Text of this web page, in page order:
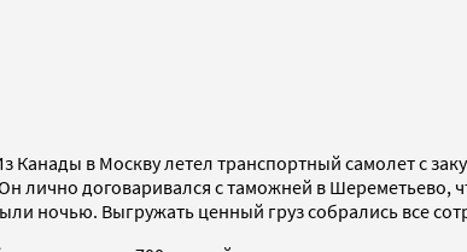
Канады в Москву летел транспортный самолет с
лично договаривался с таможней в
ночью. Выгружать ценный груз собрались все